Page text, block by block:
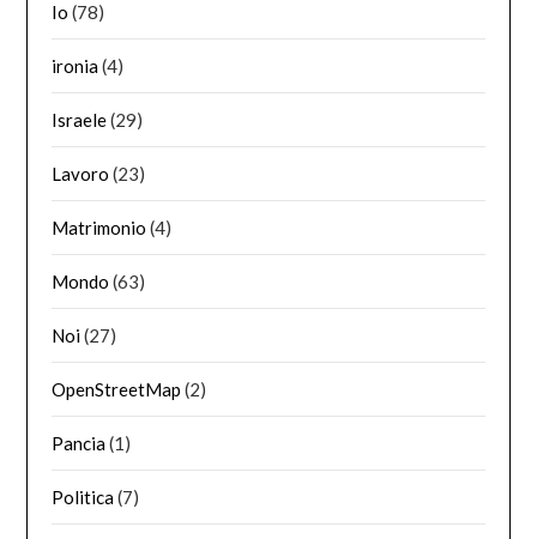
Io (78)
ironia(4)
Israele(29)
Lavoro (23)
Matrimonio (4)
Mondo (63)
Noi(27)
OpenStreetMap (2)
Pancia(1)
Politica(7)